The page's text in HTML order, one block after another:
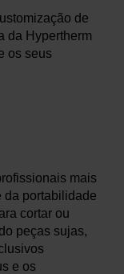
de
da Hypertherm
os seus
mais
da portabilidade
cortar ou
peças sujas,
e os